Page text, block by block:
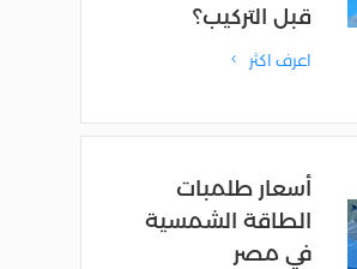
قبل التركيب؟
اعرف اكثر 4
أسعار طلمبات
الطاقة الشمسية
في مصر